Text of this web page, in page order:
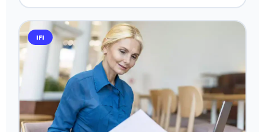
IFI